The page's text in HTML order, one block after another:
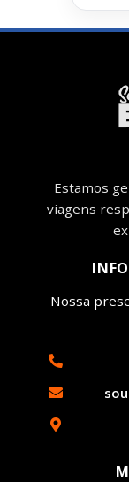
Estamos
viagens
Nossa